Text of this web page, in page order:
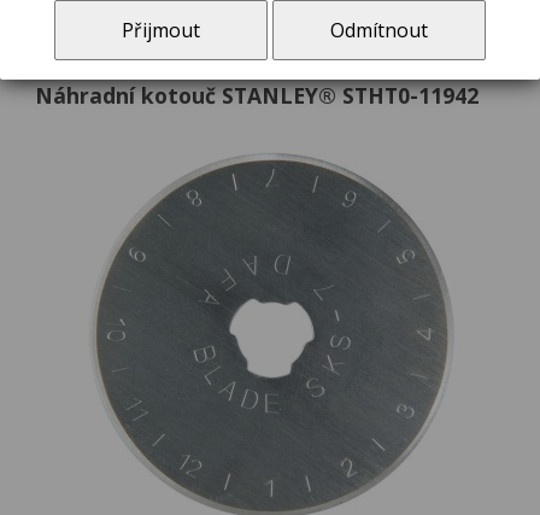
230,00 Kč
Náhradní kotouč STANLEY® STHT0-11942
Přijmout Odmítnout